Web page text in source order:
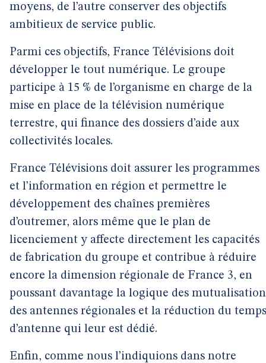
moyens, de l’autre conserver des objectifs
ambitieux de service public.
Parmi ces objectifs, France Télévisions doit
développer le tout numérique. Le groupe
participe à 15 % de l’organisme en charge de la
mise en place de la télévision numérique
terrestre, qui finance des dossiers d’aide aux
collectivités locales.
France Télévisions doit assurer les programmes
et l’information en région et permettre le
développement des chaînes premières
d’outremer, alors même que le plan de
licenciement y affecte directement les capacités
de fabrication du groupe et contribue à réduire
encore la dimension régionale de France 3, en
poussant davantage la logique des
des antennes régionales et la réduction du temps
d’antenne qui leur est dédié.
Enfin, comme nous l’indiquions dans notre